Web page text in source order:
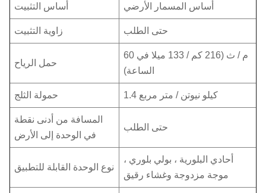
أساس التثبيت أساس المسمار الأرضي
زاوية التثبيت حتى الطلب
حمل الرياح
60 م / ث (216 كم / 133 ميلا في
الساعة)
حمولة الثلج 1.4 كيلو نيوتن / متر مربع
المسافة من أدنى نقطة
في الوحدة إلى الأرض
حتى الطلب
نوع الوحدة القابلة للتطبيق
أحادي البلورية ، بولي بلوري ،
موجة مزدوجة وغشاء رقيق